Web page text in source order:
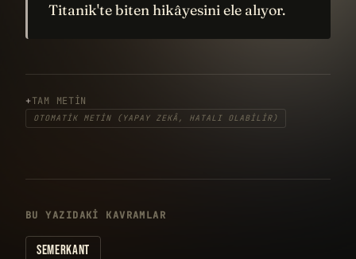
Titanik'te biten hikâyesini ele alıyor.
TAM METIN
OTOMATIK METIN (YAPAY ZEKÂ, HATALI OLABILIR)
BU YAZIDAKI KAVRAMLAR
SEMERKANT